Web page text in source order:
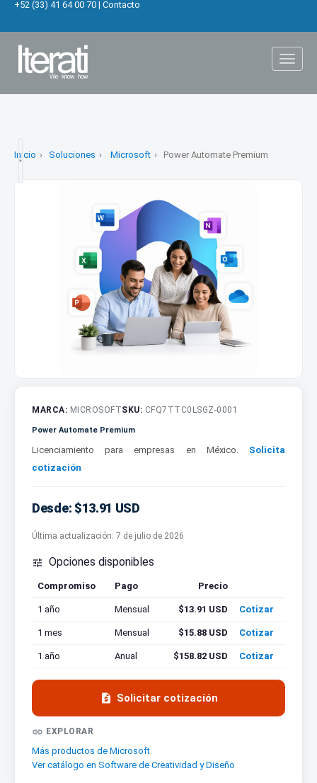
+52 (33) 41 64 00 70 | Contacto
Inicio Soluciones Microsoft Power Automate Premium
MARCA: MICROSOFTSKU: CFQ7TTC0LSGZ-0001
Power Automate Premium
Licenciamiento para empresas en México. Solicita
cotización
Desde: $13.91 USD
Última actualización: 7 de julio de 2026
 Opciones disponibles
Compromiso Pago Precio
1 año
Mensual $13.91 USD Cotizar
1 mes Mensual $15.88 USD Cotizar
1 año Anual $158.82 USD Cotizar
 Solicitar cotización
 EXPLORAR
Más productos de Microsoft
Ver catálogo en Software de Creatividad y Diseño